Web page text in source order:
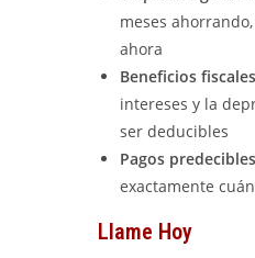
meses
ahora
Beneficios fiscales
intereses y la
ser deducibles
Pagos predecibles
exactamente
Llame Hoy